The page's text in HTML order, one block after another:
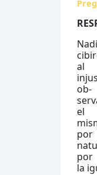
al
ob-
el
por
por
la